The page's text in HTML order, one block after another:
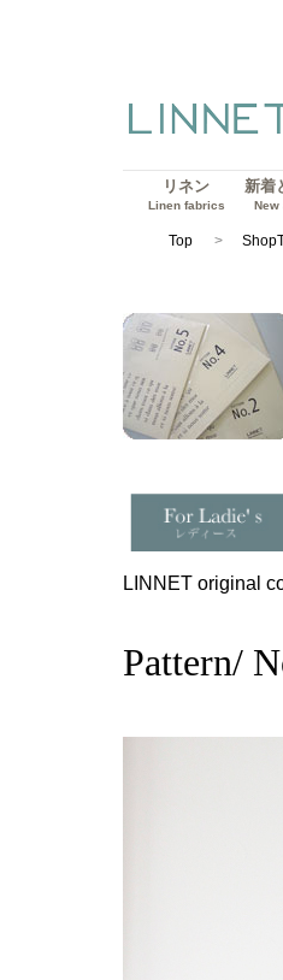
リネン
Linen fabrics
新着
New
Top
LINNET original
Pattern/